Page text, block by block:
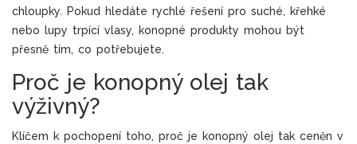
chloupky. Pokud hledáte rychlé řešení pro suché, křehké
nebo lupy trpící vlasy, konopné produkty mohou být
přesně tím, co potřebujete.
Proč je konopný olej tak
výživný?
Klíčem k pochopení toho, proč je konopný olej tak ceněn v